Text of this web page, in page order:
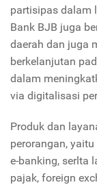
partisipas dalam
Bank BJB juga
daerah dan juga
berkelanjutan
dalam
via digitalisasi
Produk dan
perorangan,
e-banking, serlta
pajak, foreign